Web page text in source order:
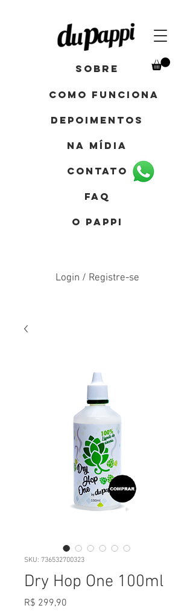
Sobre
como funciona
depoimentos
Na mídia
contato
FAQ
Login / Registre-se
o pappi
SKU: 736532700323
Dry Hop One 100ml
R$ 299,90